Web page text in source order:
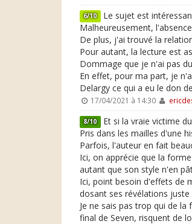
6/10 Le sujet est
Malheureusement,
De plus, j'ai trouvé la
Pour autant, la lecture est
Dommage que je n'ai pas
En effet, pour ma part, je
Delargy ce qui a eu le don
17/04/2021 à 14:30
8/10 Et si la vraie victime
Pris dans les mailles d'une
Parfois, l'auteur en fait
Ici, on apprécie que la
autant que son style n'en
Ici, point besoin d'effets de
dosant ses révélations
Je ne sais pas trop qui de
final de Seven, risquent de